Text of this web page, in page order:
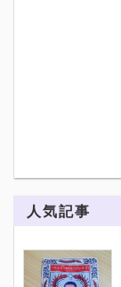
人気記事